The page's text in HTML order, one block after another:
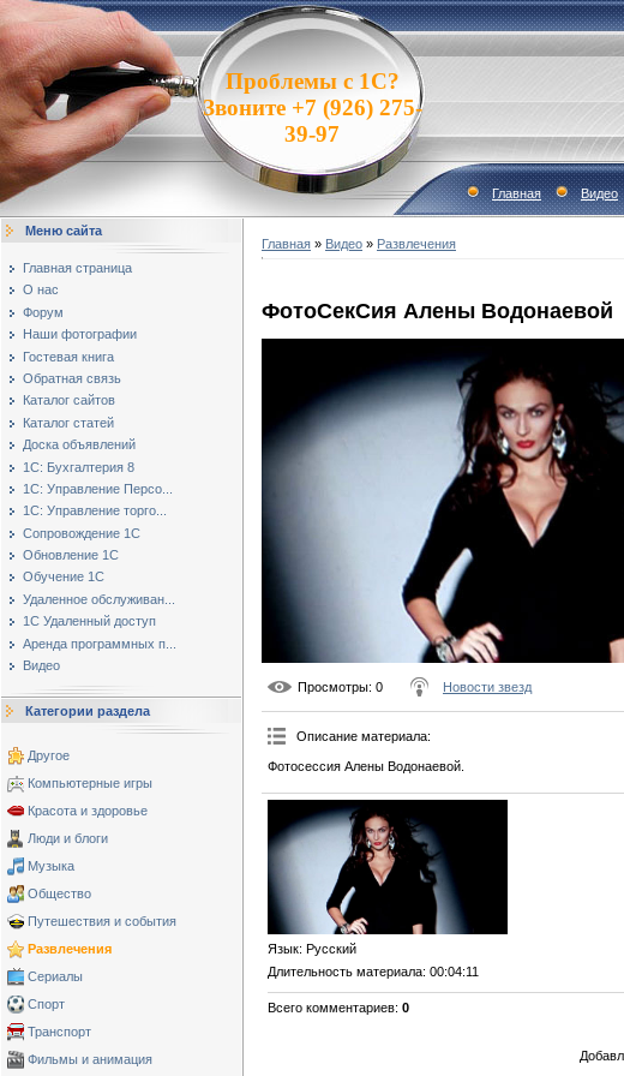
Проблемы с 1С?
Звоните +7 (926) 275-
39-97
Главная Видео
Меню сайта
Главная страница
О нас
Форум
Наши фотографии
Гостевая книга
Обратная связь
Каталог сайтов
Каталог статей
Доска объявлений
1С: Бухгалтерия 8
1С: Управление Персо...
1С: Управление торго...
Сопровождение 1С
Обновление 1С
Обучение 1С
Удаленное обслуживан...
1С Удаленный доступ
Аренда программных п...
Видео
Категории раздела
Другое
Компьютерные игры
Красота и здоровье
Люди и блоги
Музыка
Общество
Путешествия и события
Развлечения
Сериалы
Спорт
Транспорт
Фильмы и анимация
Главная » Видео » Развлечения
ФотоСекСия Алены Водонаевой
Просмотры: 0 Новости звезд
Описание материала:
Фотосессия Алены Водонаевой.
Язык: Русский
Длительность материала: 00:04:11
Всего комментариев: 0